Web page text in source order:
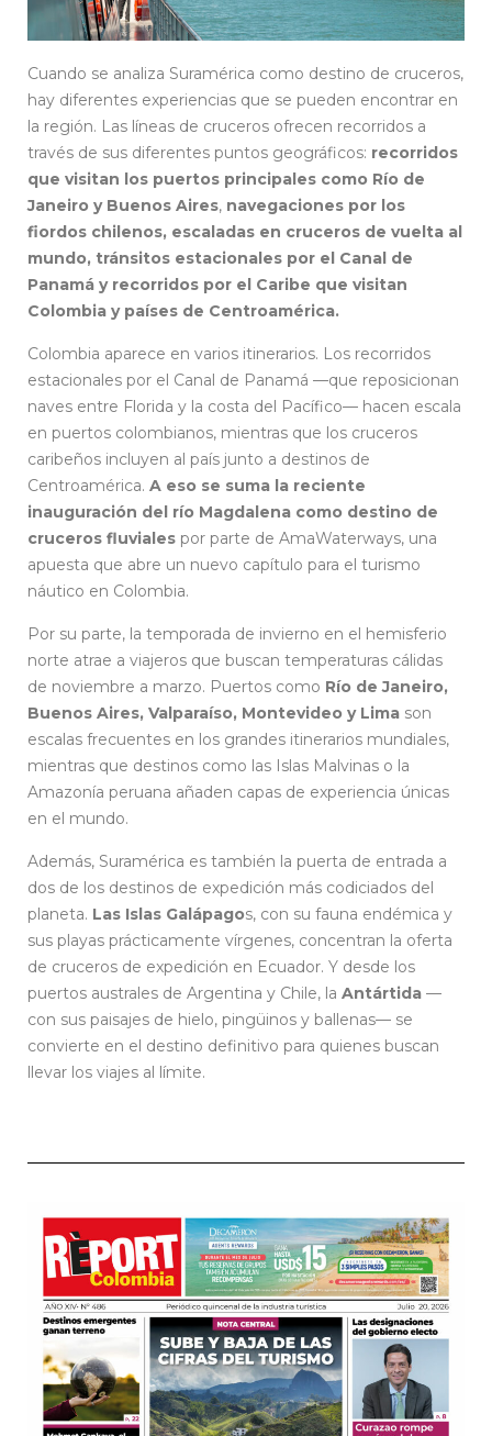
Cuando se analiza Suramérica como destino de cruceros,
hay diferentes experiencias que se pueden encontrar en
la región. Las líneas de cruceros ofrecen recorridos a
través de sus diferentes puntos geográficos: recorridos
que visitan los puertos principales como Río de
Janeiro y Buenos Aires, navegaciones por los
fiordos chilenos, escaladas en cruceros de vuelta al
mundo, tránsitos estacionales por el Canal de
Panamá y recorridos por el Caribe que visitan
Colombia y países de Centroamérica.
Colombia aparece en varios itinerarios. Los recorridos
estacionales por el Canal de Panamá —que reposicionan
naves entre Florida y la costa del Pacífico— hacen escala
en puertos colombianos, mientras que los cruceros
caribeños incluyen al país junto a destinos de
Centroamérica. A eso se suma la reciente
inauguración del río Magdalena como destino de
cruceros fluviales por parte de AmaWaterways, una
apuesta que abre un nuevo capítulo para el turismo
náutico en Colombia.
Por su parte, la temporada de invierno en el hemisferio
norte atrae a viajeros que buscan temperaturas cálidas
de noviembre a marzo. Puertos como Río de Janeiro,
Buenos Aires, Valparaíso, Montevideo y Lima son
escalas frecuentes en los grandes itinerarios mundiales,
mientras que destinos como las Islas Malvinas o la
Amazonía peruana añaden capas de experiencia únicas
en el mundo.
Además, Suramérica es también la puerta de entrada a
dos de los destinos de expedición más codiciados del
planeta. Las Islas Galápagos, con su fauna endémica y
sus playas prácticamente vírgenes, concentran la oferta
de cruceros de expedición en Ecuador. Y desde los
puertos australes de Argentina y Chile, la Antártida —
con sus paisajes de hielo, pingüinos y ballenas— se
convierte en el destino definitivo para quienes buscan
llevar los viajes al límite.